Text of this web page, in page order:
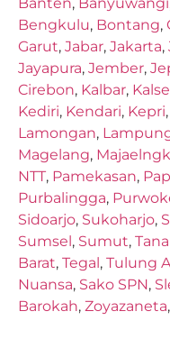
Bengkulu, Bontang,
Garut, Jabar, Jakarta,
Jayapura, Jember,
Cirebon, Kalbar, Kalsel
Kediri, Kendari, Kepri,
Lamongan,
Magelang,
NTT, Pamekasan,
Purbalingga,
Sidoarjo, Sukoharjo,
Sumsel , Sumut,
Barat, Tegal , Tulung
Nuansa, Sako SPN,
Barokah, Zoyazaneta,